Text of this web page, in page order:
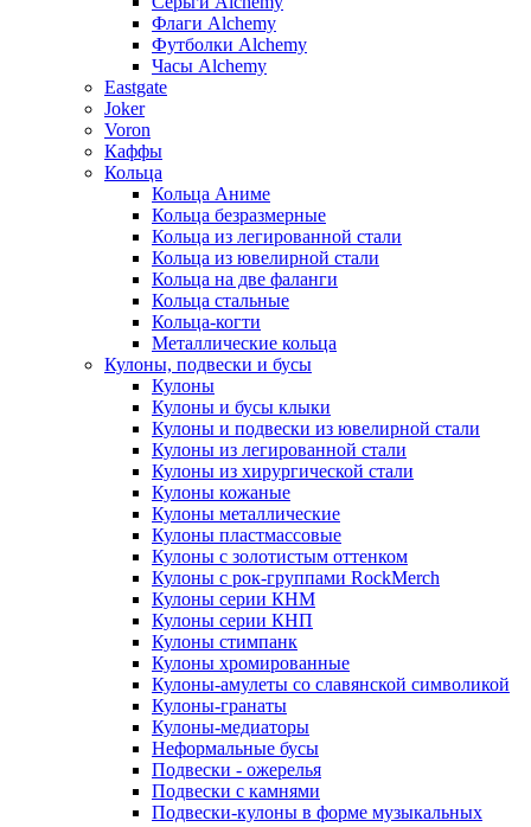
Флаги Alchemy
Футболки Alchemy
Часы Alchemy
Eastgate
Joker
Voron
Каффы
Кольца
Кольца Аниме
Кольца безразмерные
Кольца из легированной стали
Кольца из ювелирной стали
Кольца на две фаланги
Кольца стальные
Кольца-когти
Металлические кольца
Кулоны, подвески и бусы
Кулоны
Кулоны и бусы клыки
Кулоны и подвески из ювелирной стали
Кулоны из легированной стали
Кулоны из хирургической стали
Кулоны кожаные
Кулоны металлические
Кулоны пластмассовые
Кулоны с золотистым оттенком
Кулоны с рок-группами RockMerch
Кулоны серии КНМ
Кулоны серии КНП
Кулоны стимпанк
Кулоны хромированные
Кулоны-амулеты со славянской символикой
Кулоны-гранаты
Кулоны-медиаторы
Неформальные бусы
Подвески - ожерелья
Подвески с камнями
Подвески-кулоны в форме музыкальных